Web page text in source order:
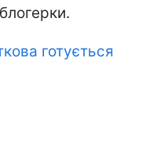
блогерки.
готується